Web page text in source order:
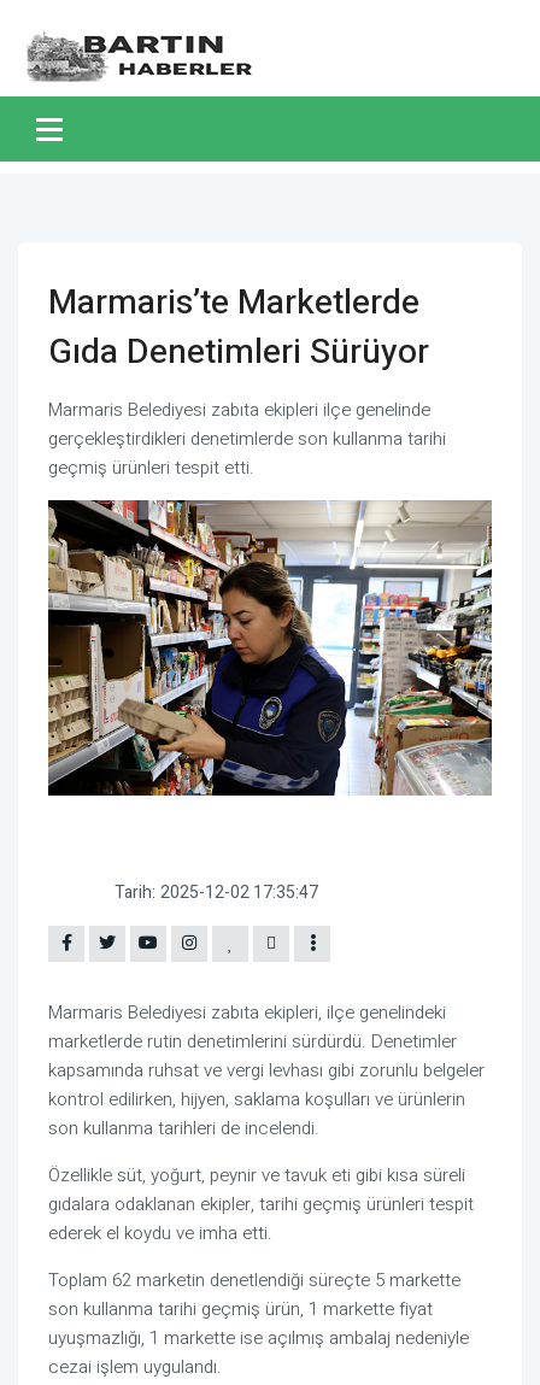
Marmaris’te Marketlerde
Gıda Denetimleri Sürüyor
Marmaris Belediyesi zabıta ekipleri ilçe genelinde
gerçekleştirdikleri denetimlerde son kullanma tarihi
geçmiş ürünleri tespit etti.
Tarih: 2025-12-02 17:35:47
Marmaris Belediyesi zabıta ekipleri, ilçe genelindeki
marketlerde rutin denetimlerini sürdürdü. Denetimler
kapsamında ruhsat ve vergi levhası gibi zorunlu belgeler
kontrol edilirken, hijyen, saklama koşulları ve ürünlerin
son kullanma tarihleri de incelendi.
Özellikle süt, yoğurt, peynir ve tavuk eti gibi kısa süreli
gıdalara odaklanan ekipler, tarihi geçmiş ürünleri tespit
ederek el koydu ve imha etti.
Toplam 62 marketin denetlendiği süreçte 5 markette
son kullanma tarihi geçmiş ürün, 1 markette fiyat
uyuşmazlığı, 1 markette ise açılmış ambalaj nedeniyle
cezai işlem uygulandı.